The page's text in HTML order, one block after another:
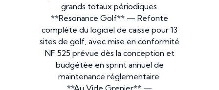
grands totaux périodiques.
**Resonance Golf** — Refonte
complète du logiciel de caisse pour 13
sites de golf, avec mise en conformité
NF 525 prévue dès la conception et
budgétée en sprint annuel de
maintenance réglementaire.
**Au Vide Grenier** —